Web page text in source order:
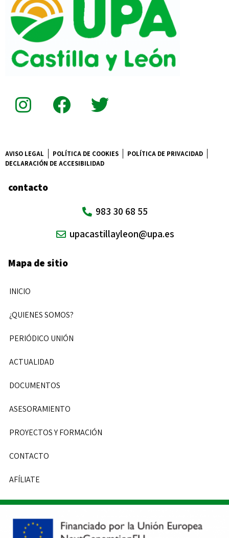
AVISO LEGAL POLÍTICA DE COOKIES
POLÍTICA DE PRIVACIDAD
DECLARACIÓN DE ACCESIBILIDAD
contacto
983 30 68 55
upacastillayleon@upa.es
Mapa de sitio
INICIO
¿QUIENES SOMOS?
PERIÓDICO UNIÓN
ACTUALIDAD
DOCUMENTOS
ASESORAMIENTO
PROYECTOS Y FORMACIÓN
CONTACTO
AFÍLIATE